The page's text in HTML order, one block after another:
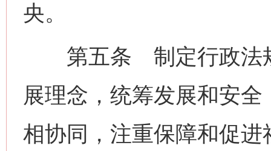
央。
第五条 制定行政法规
展理念，统筹发展和安
相协同，注重保障和促